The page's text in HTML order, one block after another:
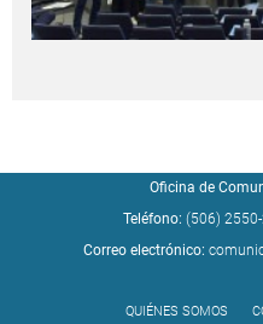
Oficina de
Teléfono: (506)
Correo electrónico:
QUIÉNES SOMOS